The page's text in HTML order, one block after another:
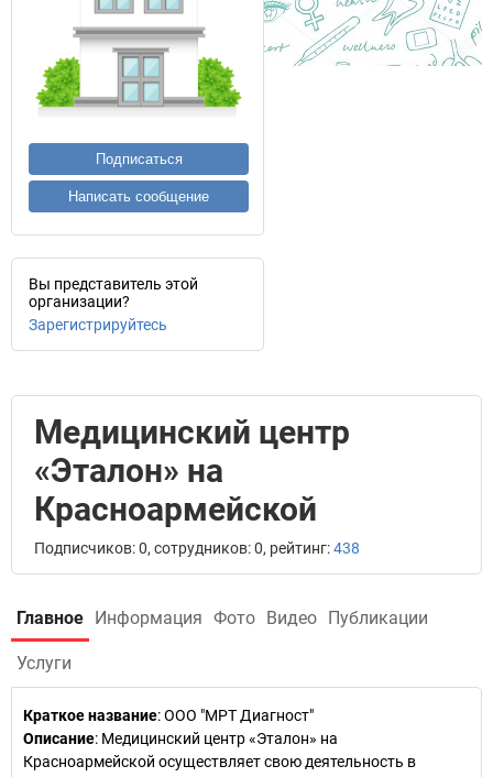
Подписаться
Написать сообщение
Вы представитель этой
организации?
Зарегистрируйтесь
Медицинский центр
«Эталон» на
Красноармейской
Подписчиков: 0, сотрудников: 0, рейтинг:438
Главное Информация Фото Видео Публикации
Услуги
Краткое название:ООО "МРТ Диагност"
Описание: Медицинский центр «Эталон» на
Красноармейской осуществляет свою деятельность в